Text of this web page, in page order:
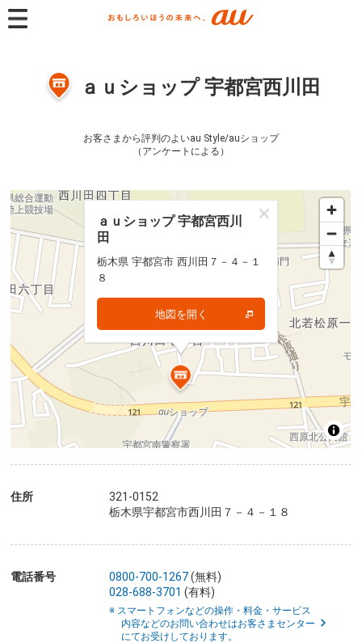
ａｕショップ 宇都宮西川田
お客さまから評判のよいau Style/auショップ
（アンケートによる）
ａｕショップ 宇都宮西川
田
栃木県 宇都宮市 西川田７－４－１
８
地図を開く
ａｕショップ 宇都宮西川
田
栃木県 宇都宮市 西川田７－４－１
８
地図を開く
住所
321-0152
栃木県宇都宮市西川田７－４－１８
電話番号 0800-700-1267(無料)
028-688-3701 (有料)
※ スマートフォンなどの操作・料金・サービス
内容などのお問い合わせはお客さまセンター
にてお受けしております。